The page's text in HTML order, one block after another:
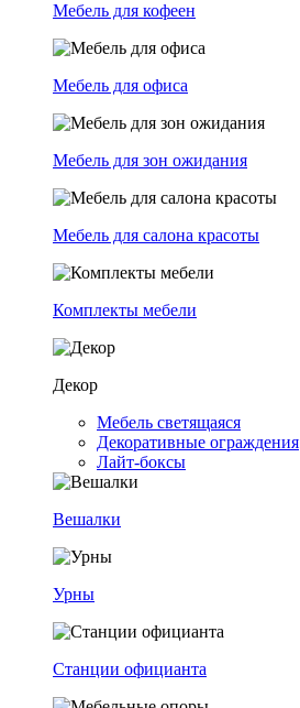
Мебель для кофеен
Мебель для офиса
Мебель для зон ожидания
Мебель для салона красоты
Комплекты мебели
Декор
Мебель светящаяся
Декоративные ограждения
Лайт-боксы
Вешалки
Урны
Станции официанта